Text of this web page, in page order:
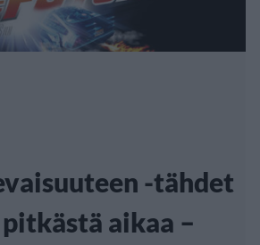
-tähdet
aikaa –